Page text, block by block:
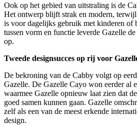
Ook op het gebied van uitstraling is de
Het ontwerp blijft strak en modern,
is voor dagelijks gebruik met kinderen of
tussen vorm en functie leverde Gazelle
op.
Tweede designsucces op rij voor
De bekroning van de Cabby volgt op
Gazelle. De Gazelle Cayo won eerder al
waarmee Gazelle opnieuw laat zien dat
goed samen kunnen gaan. Gazelle
zelf als een van de meest erkende
design.